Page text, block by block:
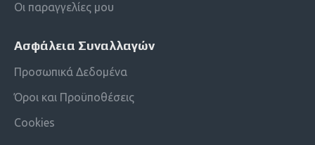
Οι παραγγελίες μου
Ασφάλεια Συναλλαγών
Προσωπικά Δεδομένα
Όροι και Προϋποθέσεις
Cookies